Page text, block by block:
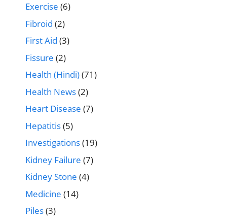
Exercise (6)
Fibroid (2)
First Aid (3)
Fissure (2)
Health (Hindi)(71)
Health News(2)
Heart Disease (7)
Hepatitis(5)
Investigations(19)
Kidney Failure (7)
Kidney Stone (4)
Medicine (14)
Piles(3)